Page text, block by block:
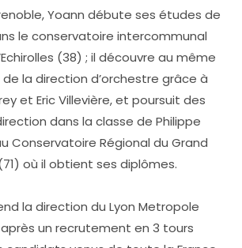
Yoann débute ses études de
le conservatoire intercommunal
(38) ; il découvre au même
la direction d’orchestre grâce à
et Eric Villevière, et poursuit des
dans la classe de Philippe
Conservatoire Régional du Grand
où il obtient ses diplômes.
la direction du Lyon Metropole
un recrutement en 3 tours